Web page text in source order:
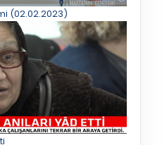
(02.02.2023)